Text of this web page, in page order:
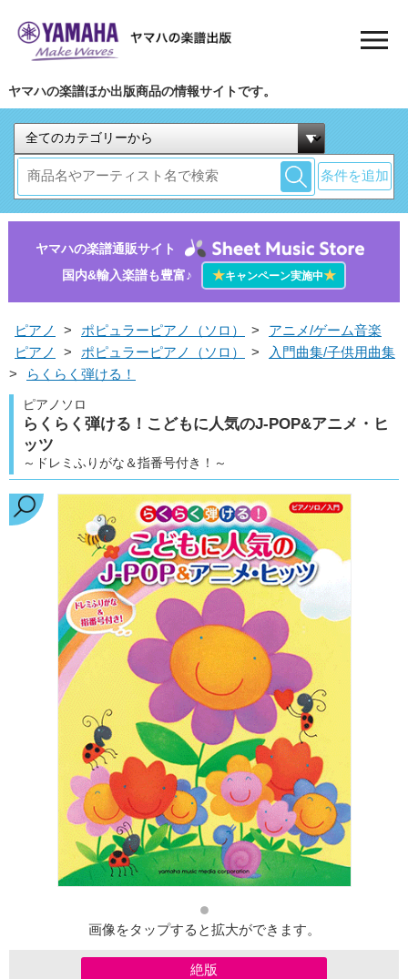
ヤマハの楽譜ほか出版商品の情報サイトです。
条件を追加
ヤマハの楽譜通販サイト
国内&輸入楽譜も豊富♪
★キャンペーン実施中★
ピアノ > ポピュラーピアノ（ソロ） >
アニメ/ゲーム音楽
ピアノ
> ポピュラーピアノ（ソロ） >
入門曲集/子供用曲集
>
らくらく弾ける！
ピアノソロ
らくらく弾ける！こどもに人気のJ-POP&アニメ・ヒ
ッツ
～ドレミふりがな＆指番号付き！～
画像をタップすると拡大ができます。
絶版